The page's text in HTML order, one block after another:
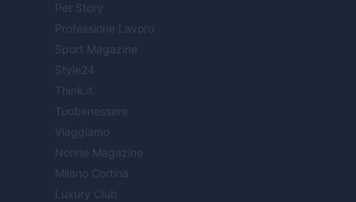
Pet Story
Professione Lavoro
Sport Magazine
Style24
Think.it
Tuobenessere
Viaggiamo
Nonne Magazine
Milano Cortina
Luxury Club